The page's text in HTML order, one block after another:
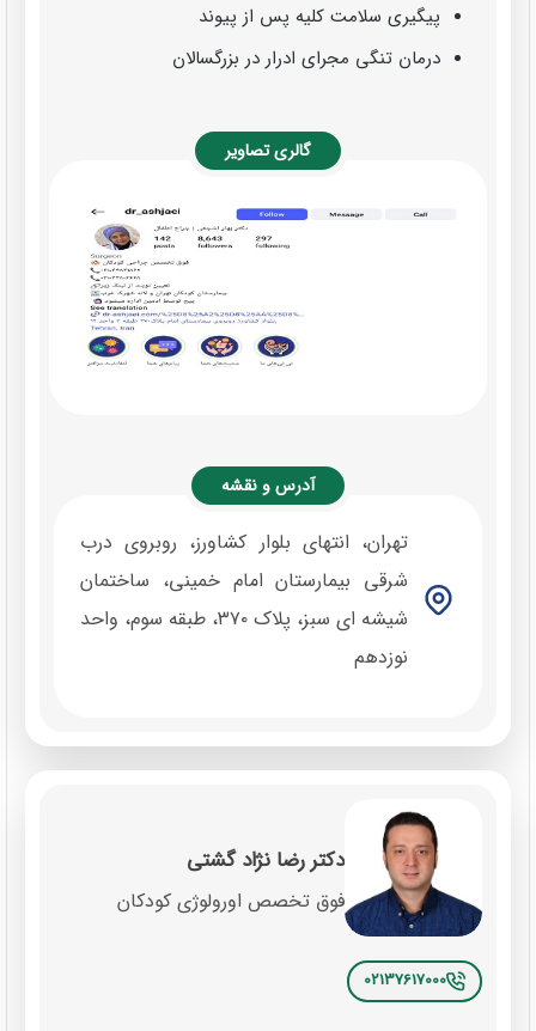
پیگیری سلامت کلیه پس از پیوند
درمان تنگی مجرای ادرار در بزرگسالان
گالری تصاویر
آدرس و نقشه
تهران، انتهای بلوار کشاورز، روبروی درب
شرقی بیمارستان امام خمینی، ساختمان
شیشه ‌ای سبز، پلاک ۳۷۰، طبقه سوم، واحد
نوزدهم
دکتر رضا نژاد گشتی
فوق تخصص اورولوژی کودکان
02137617000